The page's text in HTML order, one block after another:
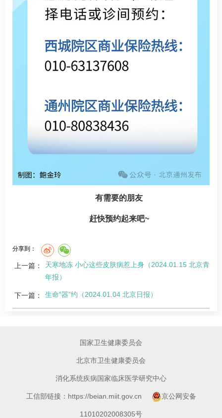
有需要的朋友
赶快预约起来吧~
分享到：
上一篇：
天寒地冻 小心这些皮肤病惹上身（2024.01.15 北京青
年报）
下一篇： 生命“器”约（2024.01.04 北京日报）
国家卫生健康委员会
北京市卫生健康委员会
消化系统疾病国家临床医学研究中心
工信部链接：https://beian.miit.gov.cn 京公网安备
11010202008305号